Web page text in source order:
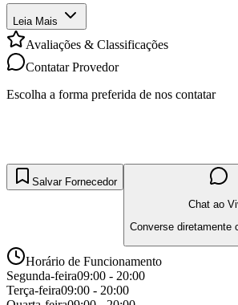
Leia Mais
Avaliações & Classificações
Contatar Provedor
Escolha a forma preferida de nos contatar
Salvar Fornecedor
Chat ao
Converse diretamente
Horário de Funcionamento
Segunda-feira09:00 - 20:00
Terça-feira09:00 - 20:00